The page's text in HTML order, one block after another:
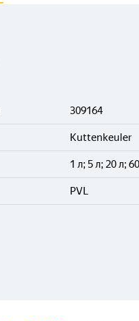
309164
Kuttenkeuler
1 л; 5 л; 20 л;
PVL